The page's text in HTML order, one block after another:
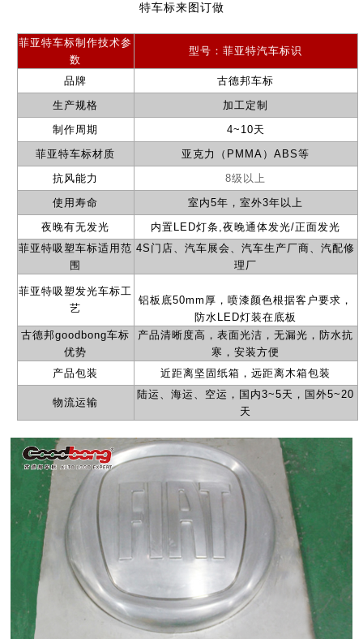
特车标来图订做
菲亚特车标制作技术参
数
型号：菲亚特汽车标识
品牌
古德邦车标
生产规格
加工定制
制作周期
4~10天
菲亚特车标材质 亚克力（ PMMA ）ABS等
抗风能力
8级以上
使用寿命
室内5年，室外3年以上
夜晚有无发光
内置 LED灯条,夜晚通体发光/正面发光
菲亚特吸塑车标适用范
围
4S 门店、汽车展会、汽车生产厂商、汽配修
理厂
菲亚特吸塑发光车标工
艺
铝板底50mm厚，喷漆颜色根据客户要求，
防水LED灯装在底板
古德邦goodbong车标
优势
产品清晰度高，表面光洁，无漏光，防水抗
寒，安装方便
产品包装
近距离坚固纸箱，远距离木箱包装
物流运输
陆运、海运、空运，国内3~5天，国外5~20
天